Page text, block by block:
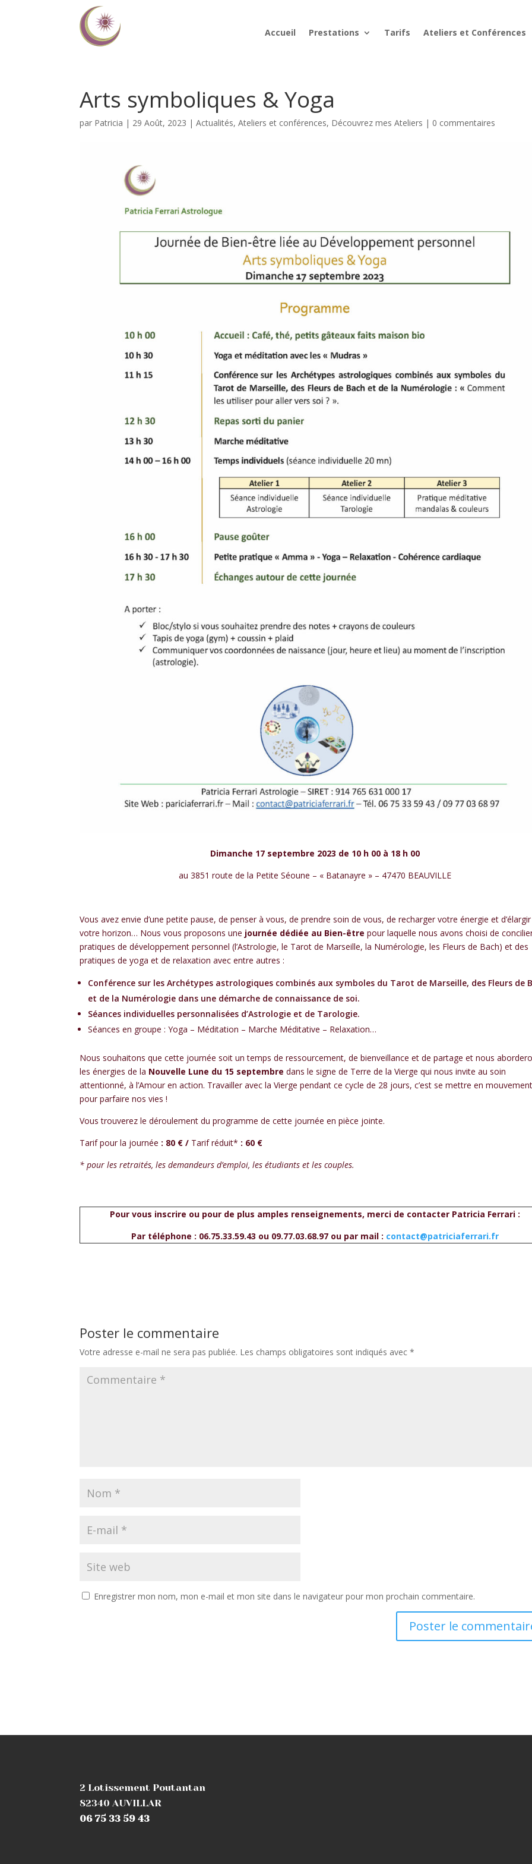
Accueil Prestations Tarifs Ateliers et Conférences
Arts symboliques & Yoga
par Patricia | 29 Août, 2023 |Actualités,Ateliers et conférences, Découvrez mes Ateliers | 0 commentaires
Dimanche 17 septembre 2023 de 10 h 00 à 18 h 00
au 3851 route de la Petite Séoune – « Batanayre » – 47470 BEAUVILLE
Vous avez envie d’une petite pause, de penser à vous, de prendre soin de vous, de recharger votre énergie et d’élargir
votre horizon… Nous vous proposons une journée dédiée au Bien-être pour laquelle nous avons choisi de
pratiques de développement personnel (l’Astrologie, le Tarot de Marseille, la Numérologie, les Fleurs de Bach) et des
pratiques de yoga et de relaxation avec entre autres :
Conférence sur les Archétypes astrologiques combinés aux symboles du Tarot de Marseille, des Fleurs de
et de la Numérologie dans une démarche de connaissance de soi.
Séances individuelles personnalisées d’Astrologie et de Tarologie.
Séances en groupe : Yoga – Méditation – Marche Méditative – Relaxation…
Nous souhaitons que cette journée soit un temps de ressourcement, de bienveillance et de partage et nous
les énergies de la Nouvelle Lune du 15 septembredans le signe de Terre de la Vierge qui nous invite au soin
attentionné, à l’Amour en action. Travailler avec la Vierge pendant ce cycle de 28 jours, c’est se mettre en
pour parfaire nos vies !
Vous trouverez le déroulement du programme de cette journée en pièce jointe.
Tarif pour la journée : 80 € / Tarif réduit* : 60 €
* pour les retraités, les demandeurs d’emploi, les étudiants et les couples.
Pour vous inscrire ou pour de plus amples renseignements, merci de contacter Patricia Ferrari :
Par téléphone : 06.75.33.59.43 ou 09.77.03.68.97 ou par mail : contact@patriciaferrari.fr
Poster le commentaire
Votre adresse e-mail ne sera pas publiée. Les champs obligatoires sont indiqués avec*
Enregistrer mon nom, mon e-mail et mon site dans le navigateur pour mon prochain commentaire.
2 Lotissement Poutantan
82340 AUVILLAR
06 75 33 59 43